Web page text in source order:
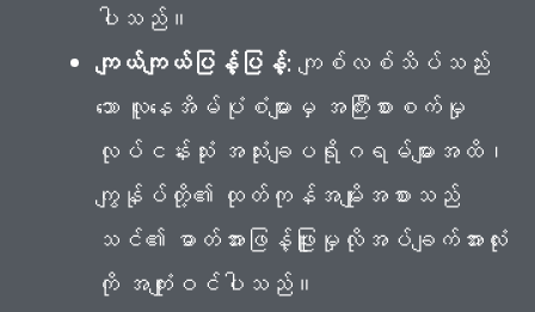
ပါသည်။
ကျယ်ကျယ်ပြန့်ပြန့်: ကျစ်လစ်သိပ်သည်း
သော လူနေအိမ်ပုံစံများမှ အကြီးစားစက်မှု
လုပ်ငန်းသုံး အသုံးချပရိုဂရမ်များအထိ၊
ကျွန်ုပ်တို့၏ ထုတ်ကုန်အမျိုးအစားသည်
သင်၏ ဓာတ်အားဖြန့်ဖြူးမှုလိုအပ်ချက်အားလုံး
ကို အကျုံးဝင်ပါသည်။